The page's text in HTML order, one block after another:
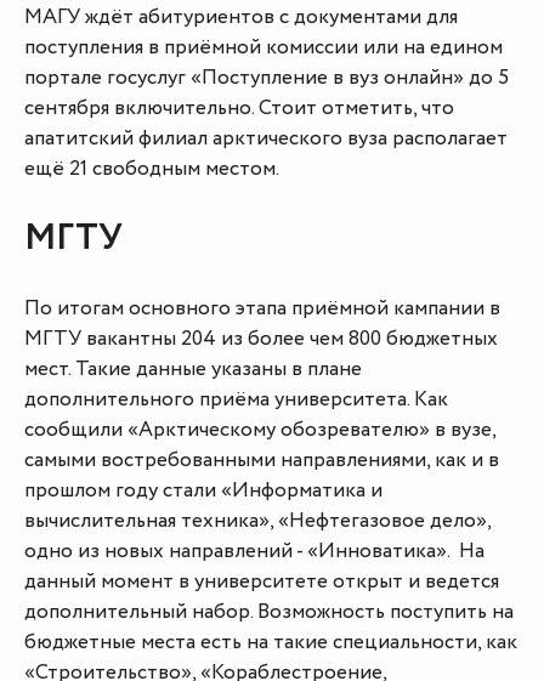
МАГУ ждёт абитуриентов с документами для
поступления в приёмной комиссии или на едином
портале госуслуг «Поступление в вуз онлайн» до 5
сентября включительно. Стоит отметить, что
апатитский филиал арктического вуза располагает
ещё 21 свободным местом.
МГТУ
По итогам основного этапа приёмной кампании в
МГТУ вакантны 204 из более чем 800 бюджетных
мест. Такие данные указаны в плане
дополнительного приёма университета. Как
сообщили «Арктическому обозревателю» в вузе,
самыми востребованными направлениями, как и в
прошлом году стали «Информатика и
вычислительная техника», «Нефтегазовое дело»,
одно из новых направлений - «Инноватика». На
данный момент в университете открыт и ведется
дополнительный набор. Возможность поступить на
бюджетные места есть на такие специальности, как
«Строительство», «Кораблестроение,